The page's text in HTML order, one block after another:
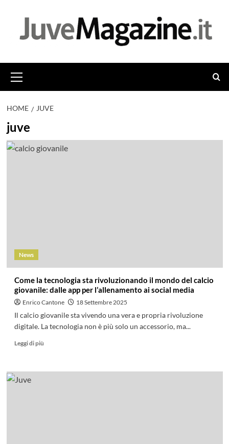
principale
HOME JUVE
juve
News
Come la tecnologia sta rivoluzionando il mondo del calcio
giovanile: dalle app per l’allenamento ai social media
Enrico Cantone 18 Settembre 2025
Il calcio giovanile sta vivendo una vera e propria rivoluzione
digitale. La tecnologia non è più solo un accessorio, ma...
Leggi di più